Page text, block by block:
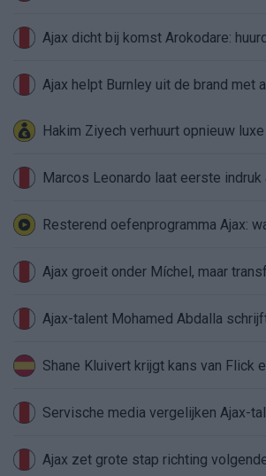
Ajax dicht bij komst Arokodare:
Ajax helpt Burnley uit de brand met
Hakim Ziyech verhuurt opnieuw
Marcos Leonardo laat eerste
Resterend oefenprogramma Ajax:
Ajax groeit onder Míchel, maar
Ajax-talent Mohamed Abdalla
Shane Kluivert krijgt kans van Flick
Servische media vergelijken Ajax-
Ajax zet grote stap richting